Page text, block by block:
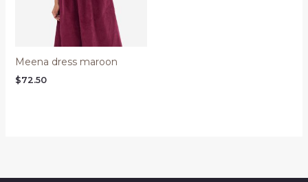
Meena dress maroon
$72.50